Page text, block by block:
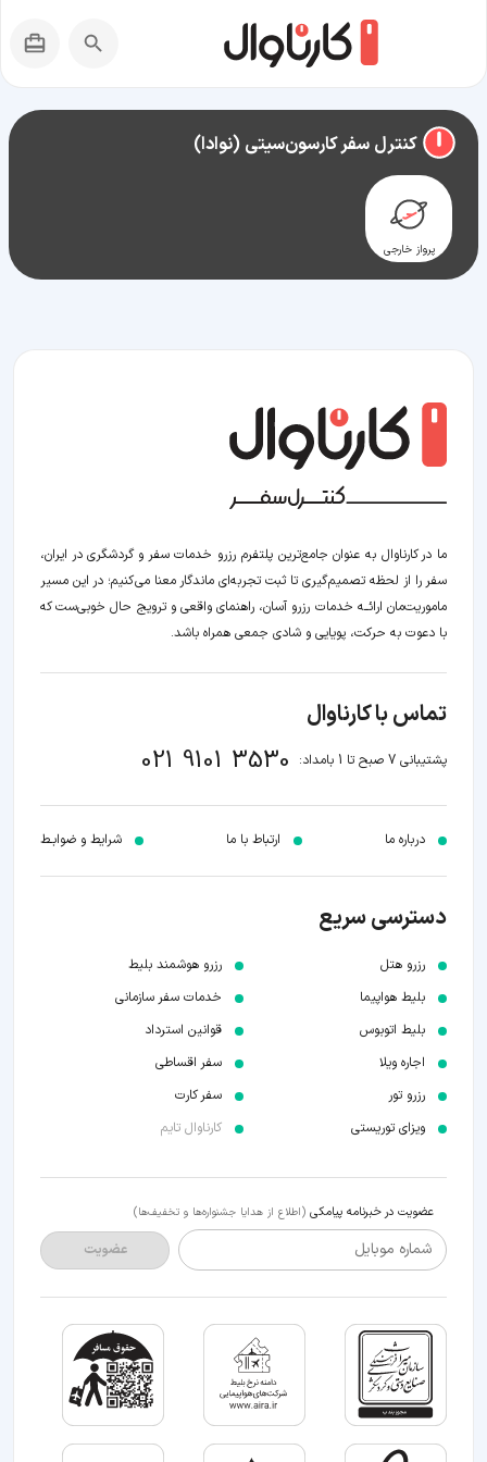
راهنمای سفر بهکارسون‌سیتی (نوادا)کنترل سفر کارسون‌سیتی (نوادا)
پرواز خارجی
ما در کارناوال به عنوان جامع‌ترین پلتفرم رزرو خدمات سفر و گردشگری در ایران،
سفر را از لحظه‌ تصمیم‌گیری تا ثبت تجربه‌ای ماندگار معنا می‌کنیم؛ در این مسیر‍
ماموریت‌مان اراﺋــﻪ خدمات رزرو آسان، راهنمای واقعی و ترویج حال خوبی‌ست که
با دعوت به حرکت، پویایی و شادی جمعی همراه باشد.
تماس با کارناوال
پشتیبانی 7 صبح تا 1 بامداد: 021 9101 3530
درباره ما ارتباط با ما شرایط و ضوابـط
دسترسی سریع
رزرو هتل
بلیط هواپیما
بلیط اتوبوس
اجاره ویلا
رزرو تور
ویزای توریستی
رزرو هوشمند بلیط
خدمات سفر سازمانی
قوانین استرداد
سفر اقساطی
سفر کارت
کارناوال تایم
عضویت در خبرنامه پیامکی (اطلاع از هدایا جشنواره‌ها و تخفیف‌ها)
شماره موبایل عضویت